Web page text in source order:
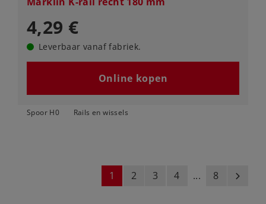
4,29 €
Leverbaar vanaf fabriek.
Online kopen
Spoor H0 Rails en wissels
1 2 3 4 ... 8 next